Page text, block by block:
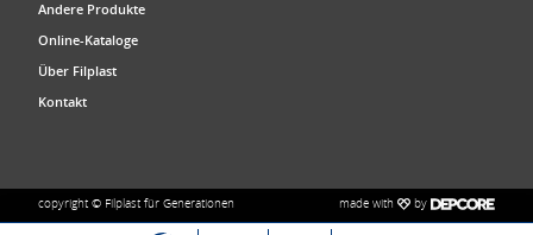
Andere Produkte
Online-Kataloge
Über Filplast
Kontakt
copyright © Filplast für Generationen made with by